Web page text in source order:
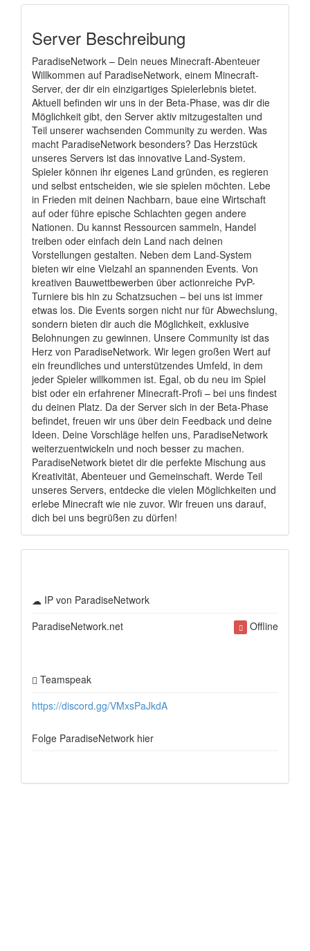
Server Beschreibung
ParadiseNetwork – Dein neues Minecraft-Abenteuer
Willkommen auf ParadiseNetwork, einem Minecraft-
Server, der dir ein einzigartiges Spielerlebnis bietet.
Aktuell befinden wir uns in der Beta-Phase, was dir die
Möglichkeit gibt, den Server aktiv mitzugestalten und
Teil unserer wachsenden Community zu werden. Was
macht ParadiseNetwork besonders? Das Herzstück
unseres Servers ist das innovative Land-System.
Spieler können ihr eigenes Land gründen, es regieren
und selbst entscheiden, wie sie spielen möchten. Lebe
in Frieden mit deinen Nachbarn, baue eine Wirtschaft
auf oder führe epische Schlachten gegen andere
Nationen. Du kannst Ressourcen sammeln, Handel
treiben oder einfach dein Land nach deinen
Vorstellungen gestalten. Neben dem Land-System
bieten wir eine Vielzahl an spannenden Events. Von
kreativen Bauwettbewerben über actionreiche PvP-
Turniere bis hin zu Schatzsuchen – bei uns ist immer
etwas los. Die Events sorgen nicht nur für Abwechslung,
sondern bieten dir auch die Möglichkeit, exklusive
Belohnungen zu gewinnen. Unsere Community ist das
Herz von ParadiseNetwork. Wir legen großen Wert auf
ein freundliches und unterstützendes Umfeld, in dem
jeder Spieler willkommen ist. Egal, ob du neu im Spiel
bist oder ein erfahrener Minecraft-Profi – bei uns findest
du deinen Platz. Da der Server sich in der Beta-Phase
befindet, freuen wir uns über dein Feedback und deine
Ideen. Deine Vorschläge helfen uns, ParadiseNetwork
weiterzuentwickeln und noch besser zu machen.
ParadiseNetwork bietet dir die perfekte Mischung aus
Kreativität, Abenteuer und Gemeinschaft. Werde Teil
unseres Servers, entdecke die vielen Möglichkeiten und
erlebe Minecraft wie nie zuvor. Wir freuen uns darauf,
dich bei uns begrüßen zu dürfen!
IP von ParadiseNetwork
ParadiseNetwork.net
Offline
Teamspeak
https://discord.gg/VMxsPaJkdA
Folge ParadiseNetwork hier